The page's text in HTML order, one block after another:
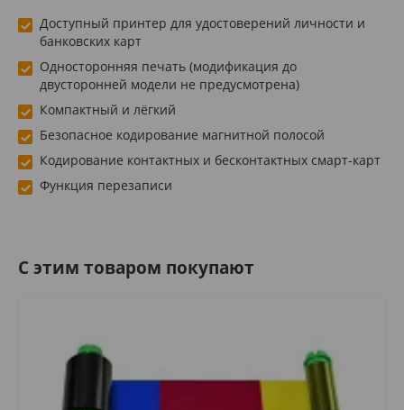
Доступный принтер для удостоверений личности и
банковских карт
Односторонняя печать (модификация до
двусторонней модели не предусмотрена)
Компактный и лёгкий
Безопасное кодирование магнитной полосой
Кодирование контактных и бесконтактных смарт-карт
Функция перезаписи
C этим товаром покупают